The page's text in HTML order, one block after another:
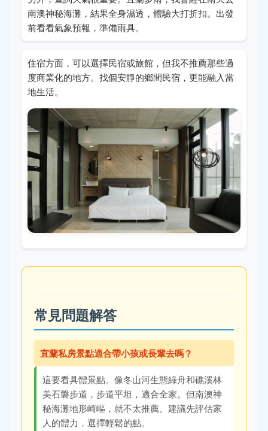
南澳神秘海灘，結果全身濕透，體驗大打折扣。出發
前看看氣象預報，準備雨具。
住宿方面，可以選擇民宿或旅館，但我不推薦那些過
度商業化的地方。找個安靜的鄉間民宿，更能融入當
地生活。
常見問題解答
宜蘭私房景點適合帶小孩或長輩去嗎？
這要看具體景點。像冬山河生態綠舟和礁溪林
美石磐步道，步道平坦，適合全家。但南澳神
秘海灘地形崎嶇，就不太推薦。建議先評估家
人的體力，選擇輕鬆的點。